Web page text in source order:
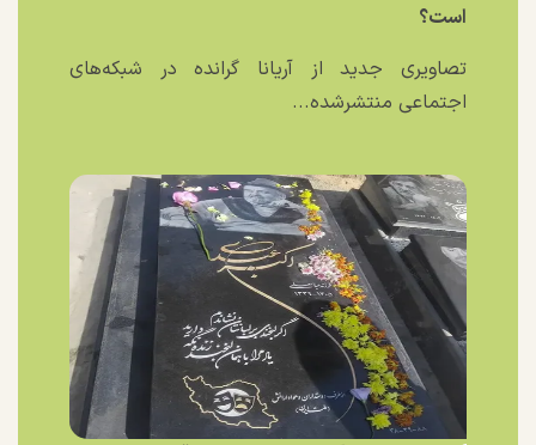
است؟
تصاویری جدید از آریانا گرانده در شبکه‌های
اجتماعی منتشرشده...